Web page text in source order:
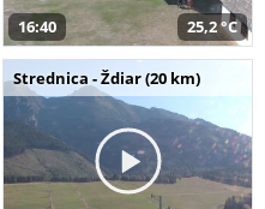
16:40 25,2 °C
Strednica - Ždiar (20 km)